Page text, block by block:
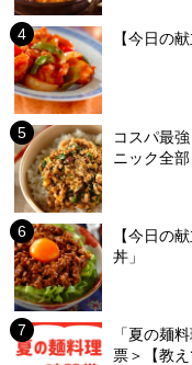
【今日の
コスパ最
ニック全部
【今日の
丼」
「夏の麺
票＞【教